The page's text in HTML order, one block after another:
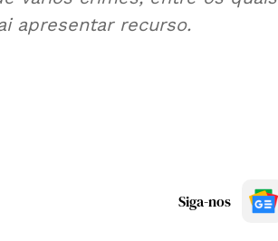
apresentar recurso.
Siga-nos